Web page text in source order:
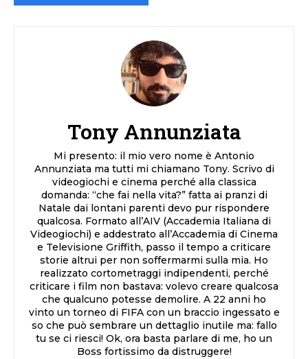
Tony Annunziata
Mi presento: il mio vero nome è Antonio
Annunziata ma tutti mi chiamano Tony. Scrivo di
videogiochi e cinema perché alla classica
domanda: “che fai nella vita?” fatta ai pranzi di
Natale dai lontani parenti devo pur rispondere
qualcosa. Formato all’AIV (Accademia Italiana di
Videogiochi) e addestrato all’Accademia di Cinema
e Televisione Griffith, passo il tempo a criticare
storie altrui per non soffermarmi sulla mia. Ho
realizzato cortometraggi indipendenti, perché
criticare i film non bastava: volevo creare qualcosa
che qualcuno potesse demolire. A 22 anni ho
vinto un torneo di FIFA con un braccio ingessato e
so che può sembrare un dettaglio inutile ma: fallo
tu se ci riesci! Ok, ora basta parlare di me, ho un
Boss fortissimo da distruggere!